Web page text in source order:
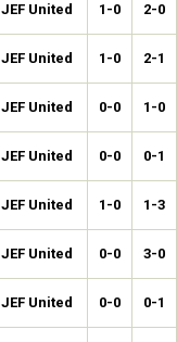
JEF United 1-0 2-0
JEF United 1-0 2-1
JEF United 0-0 1-0
JEF United 0-0 0-1
JEF United 1-0 1-3
JEF United 0-0 3-0
JEF United 0-0 0-1